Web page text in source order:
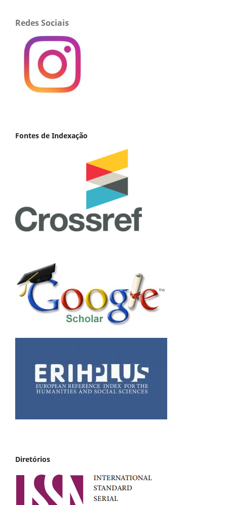
Redes Sociais
Fontes de Indexação
Diretórios